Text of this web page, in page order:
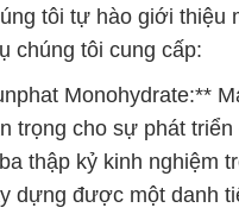
tôi tự hào giới thiệu
chúng tôi cung cấp:
Monohydrate:**
trọng cho sự phát triển
thập kỷ kinh nghiệm
dựng được một danh